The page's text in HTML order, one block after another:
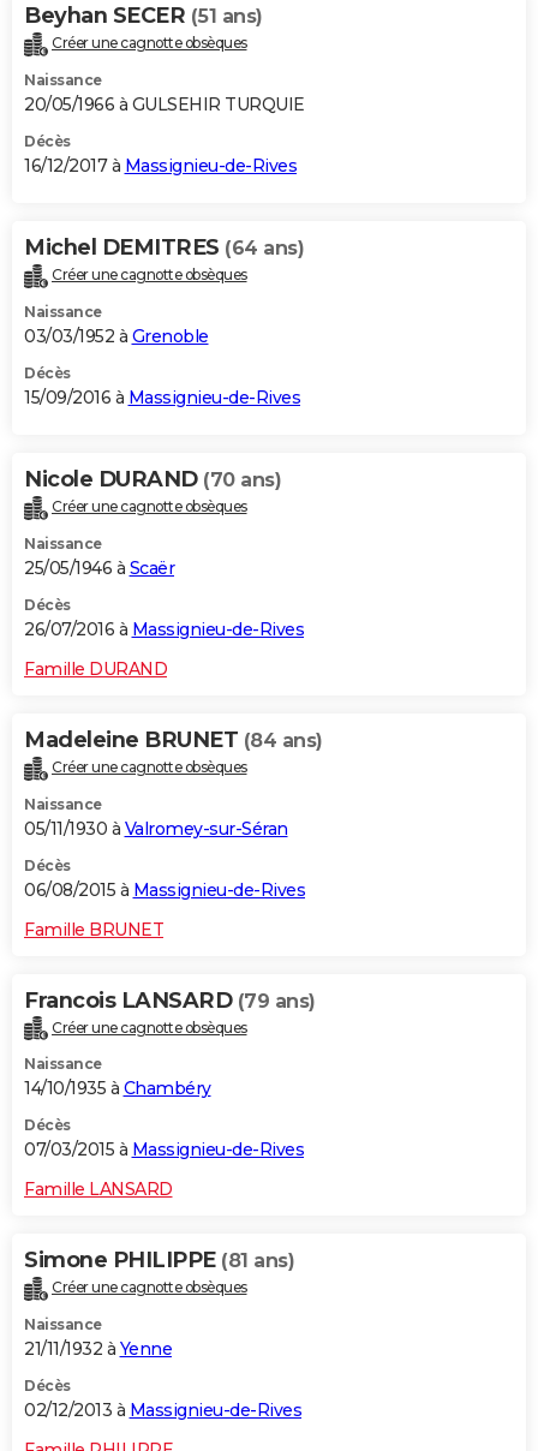
Beyhan SECER (51 ans)
Créer une cagnotte obsèques
Naissance
20/05/1966 à GULSEHIR TURQUIE
Décès
16/12/2017 à Massignieu-de-Rives
Michel DEMITRES (64 ans)
Créer une cagnotte obsèques
Naissance
03/03/1952 à Grenoble
Décès
15/09/2016 à Massignieu-de-Rives
Nicole DURAND (70 ans)
Créer une cagnotte obsèques
Naissance
25/05/1946 à Scaër
Décès
26/07/2016 à Massignieu-de-Rives
Famille DURAND
Madeleine BRUNET (84 ans)
Créer une cagnotte obsèques
Naissance
05/11/1930 à Valromey-sur-Séran
Décès
06/08/2015 à Massignieu-de-Rives
Famille BRUNET
Francois LANSARD (79 ans)
Créer une cagnotte obsèques
Naissance
14/10/1935 à Chambéry
Décès
07/03/2015 à Massignieu-de-Rives
Famille LANSARD
Simone PHILIPPE (81 ans)
Créer une cagnotte obsèques
Naissance
21/11/1932 à Yenne
Décès
02/12/2013 à Massignieu-de-Rives